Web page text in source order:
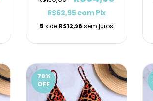
R$62,95 com Pix
5 x de R$12,98 sem juros
78%
OFF